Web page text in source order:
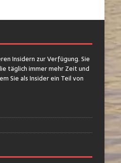
Insidern zur Verfügung. Sie
täglich immer mehr Zeit und
Sie als Insider ein Teil von